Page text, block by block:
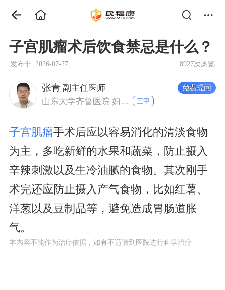
子宫肌瘤术后饮食禁忌是什么？
发布于 2026-07-27 8927次浏览
张青 副主任医师
山东大学齐鲁医院 妇产科
三甲
子宫肌瘤手术后应以容易消化的清淡食物
为主，多吃新鲜的水果和蔬菜，防止摄入
辛辣刺激以及生冷油腻的食物。其次刚手
术完还应防止摄入产气食物，比如红薯、
洋葱以及豆制品等，避免造成胃肠道胀
气。
本内容不能作为治疗依据，如有不适请到医院进行科学治疗